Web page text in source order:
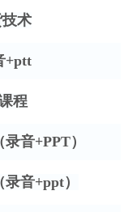
术
+ptt
程
音+PPT）
音+ppt）